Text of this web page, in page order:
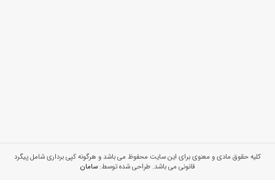
کلیه حقوق مادی و معنوی برای این سایت محفوظ می باشد و هرگونه کپی برداری شامل پیگرد
قانونی می باشد. طراحی شده توسط:سامان